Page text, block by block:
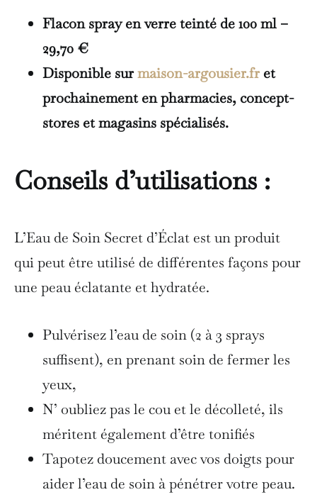
Flacon spray en verre teinté de 100 ml –
29,70 €
Disponible surmaison-argousier.fret
prochainement en pharmacies, concept-
stores et magasins spécialisés.
Conseils d’utilisations :
L’Eau de Soin Secret d’Éclat est un produit
qui peut être utilisé de différentes façons pour
une peau éclatante et hydratée.
Pulvérisez l’eau de soin (2 à 3 sprays
suffisent), en prenant soin de fermer les
yeux,
N’ oubliez pas le cou et le décolleté, ils
méritent également d’être tonifiés
Tapotez doucement avec vos doigts pour
aider l’eau de soin à pénétrer votre peau.